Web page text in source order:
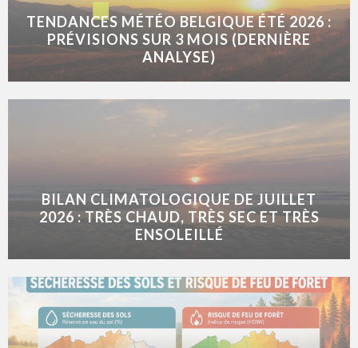
TENDANCES MÉTÉO BELGIQUE ÉTÉ 2026 :
PRÉVISIONS SUR 3 MOIS (DERNIÈRE
ANALYSE)
BILAN CLIMATOLOGIQUE DE JUILLET
2026 : TRÈS CHAUD, TRÈS SEC ET TRÈS
ENSOLEILLÉ